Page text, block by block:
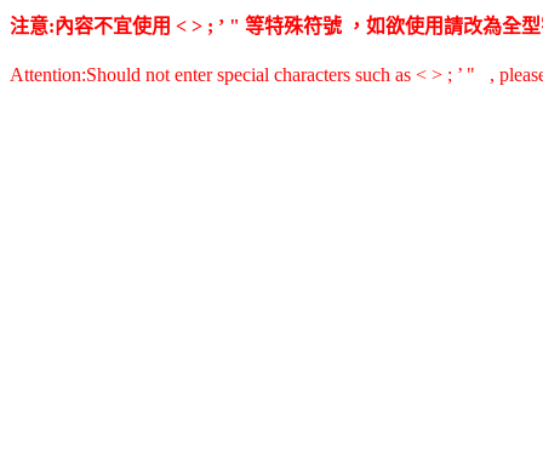
注意:內容不宜使用 < > ; ’ " 等特殊符號 ，如欲使用請改為全
Attention:Should not enter special characters such as < > ; ’ " ,